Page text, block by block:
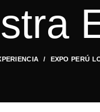
EXPO PERÚ